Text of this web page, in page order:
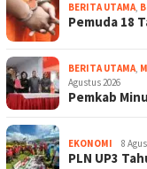
BERITA UTAMA,
Pemuda 18
BERITA UTAMA,
Agustus 2026
Pemkab
EKONOMI 8
PLN UP3